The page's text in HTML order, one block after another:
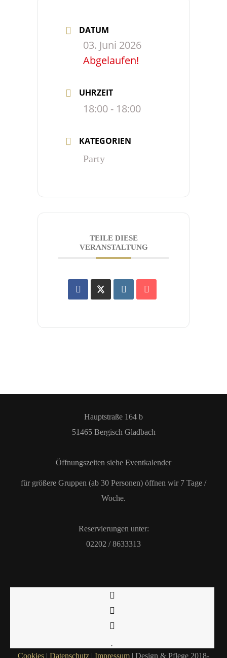
DATUM
03. Juni 2026
Abgelaufen!
UHRZEIT
18:00 - 18:00
KATEGORIEN
Party
TEILE DIESE
VERANSTALTUNG
Hauptstraße 164 b
51465 Bergisch Gladbach
Öffnungszeiten siehe Eventkalender
für größere Gruppen (ab 30 Personen) öffnen wir 7 Tage /
Woche.
Reservierungen unter:
02202 / 8633313
Cookies | Datenschutz | Impressum | Design & Pflege 2018-